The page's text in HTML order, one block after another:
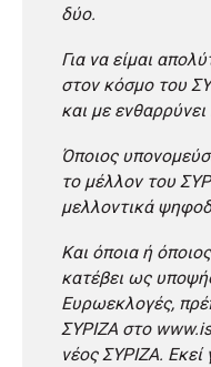
δύο.
Για να είμαι
στον κόσμο του
και με
Όποιος
το μέλλον του
μελλοντικά
Και όποια ή
κατέβει ως
Ευρωεκλογές,
ΣΥΡΙΖΑ στο
νέος ΣΥΡΙΖΑ. Εκεί